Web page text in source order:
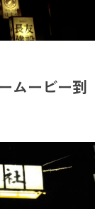
ムービー到